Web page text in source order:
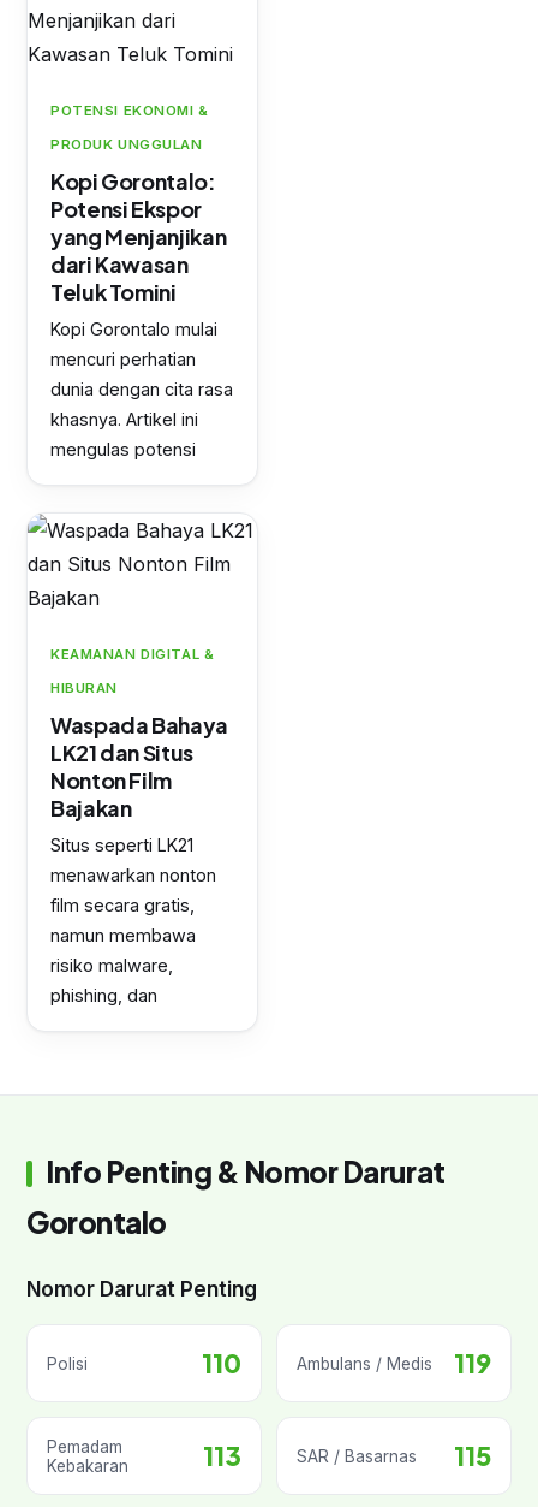
POTENSI EKONOMI &
PRODUK UNGGULAN
Kopi Gorontalo:
Potensi Ekspor
yang Menjanjikan
dari Kawasan
Teluk Tomini
Kopi Gorontalo mulai
mencuri perhatian
dunia dengan cita rasa
khasnya. Artikel ini
mengulas potensi
KEAMANAN DIGITAL &
HIBURAN
Waspada Bahaya
LK21 dan Situs
Nonton Film
Bajakan
Situs seperti LK21
menawarkan nonton
film secara gratis,
namun membawa
risiko malware,
phishing, dan
Info Penting & Nomor Darurat
Gorontalo
Nomor Darurat Penting
Polisi 110 Ambulans / Medis 119
Pemadam
Kebakaran
113 SAR / Basarnas 115